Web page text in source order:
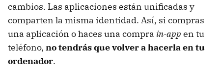
cambios. Las aplicaciones están unificadas y
comparten la misma identidad. Así, si compras
una aplicación o haces una compra in-app en tu
teléfono, no tendrás que volver a hacerla en tu
ordenador.